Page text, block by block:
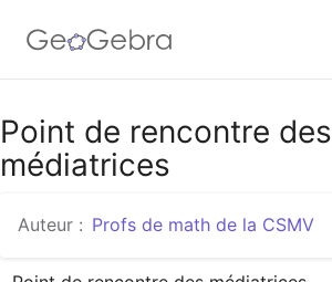
Google Classroom
Point de rencontre des
médiatrices
Auteur : Profs de math de la CSMV